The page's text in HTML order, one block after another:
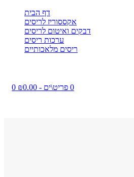
דף הבית
אקססוריז לריסים
דבקים ואיטום לריסים
ערכות ריסים
ריסים מלאכותיים
0 פריט\ים - ₪0.00 0